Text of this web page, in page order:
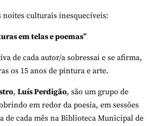
noites culturais inesquecíveis:
em telas e poemas”
de cada autor/a sobressai e se afirma,
os 15 anos de pintura e arte.
, Luís Perdigão, são um grupo de
em redor da poesia, em sessões
de cada mês na Biblioteca Municipal de